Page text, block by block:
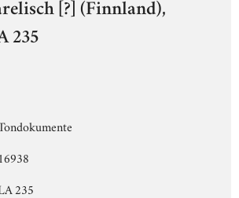
[?] (Finnland),
235
16938
235